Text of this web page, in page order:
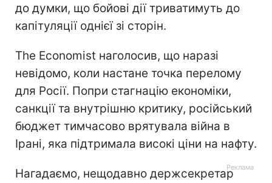
до думки, що бойові дії триватимуть до
капітуляції однієї зі сторін.
The Economist наголосив, що наразі
невідомо, коли настане точка перелому
для Росії. Попри стагнацію економіки,
санкції та внутрішню критику, російський
бюджет тимчасово врятувала війна в
Ірані, яка підтримала високі ціни на нафту.
Нагадаємо, нещодавно держсекретар